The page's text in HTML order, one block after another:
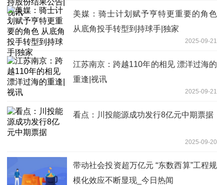
美媒：骑士计划赋予亨特更重要的角色
从底角投手转型到持球手|独家
2025-09-21
江苏南京：跨越110年的相见 漂洋过海的
重逢|视讯
2025-09-21
看点：川投能源成功发行8亿元中期票据
2025-09-20
带动社会投资超万亿元 “东数西算”工程规
模化效应不断显现_今日热闻